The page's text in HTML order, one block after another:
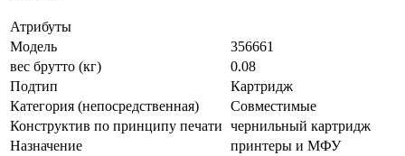
Атрибуты
Модель
356661
вес брутто (кг)
0.08
Подтип
Картридж
Категория (непосредственная)
Совместимые
Конструктив по принципу печати чернильный картридж
Назначение
принтеры и МФУ